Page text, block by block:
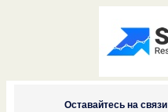
Оставайтесь на связи